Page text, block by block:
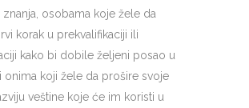
osobama koje žele da
korak u prekvalifikaciji ili
kako bi dobile željeni posao u
onima koji žele da prošire svoje
veštine koje će im koristi u